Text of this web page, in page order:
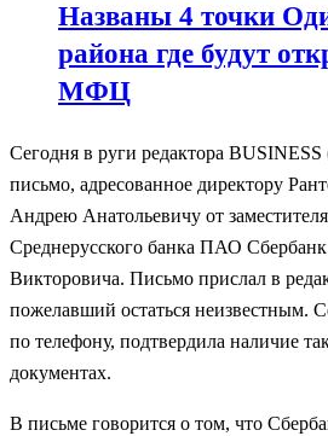
Названы 4 точки
района где будут
МФЦ
Сегодня в руги редактора
письмо, адресованное директору
Андрею Анатольевичу от
Среднерусского банка ПАО
Викторовича. Письмо прислал в
пожелавший остаться неизвестным.
по телефону, подтвердила наличие
документах.
В письме говорится о том, что